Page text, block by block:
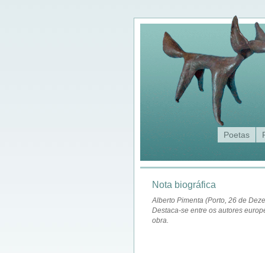
Poetas
Nota biográfica
Alberto Pimenta (Porto, 26 de
Destaca-se entre os autores
obra.